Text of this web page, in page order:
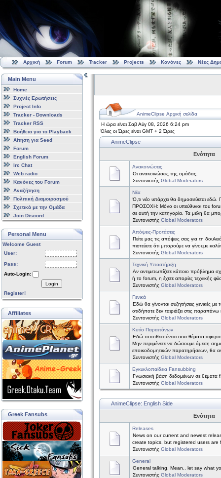
Αρχική Forum Tracker Projects Κανόνες Νέες
Main Menu
Home
Συχνές Ερωτήσεις
Project Info
Tracker - Downloads
Tracker RSS
Βοήθεια για το Playback
Αίτηση για Seed
Forum
English Forum
Irc Chat
Web radio
Κανόνες του Forum
Αναζήτηση
Πολιτική Διαμοιρασμού
Σχετικά με την Ομάδα
Join Discord
Personal Menu
Welcome Guest
User:
Pass:
Auto-Login:
Login
Register!
Affiliates
Greek Fansubs
AnimeClipse Αρχική σελίδα
Η ώρα είναι Σαβ Αύγ 08, 2026 6:24 pm
Όλες οι Ώρες είναι GMT + 2 Ώρες
AnimeClipse
Ενότητα
Ανακοινώσεις
Οι ανακοινώσεις της ομάδας.
Συντονιστής Global Moderators
Νέα
Ό,τι νέο υπάρχει θα δημοσιεύεται
ΠΡΟΣΟΧΗ: Μόνο οι υπεύθυνοι του
σε αυτή την κατηγορία. Τα μέλη θα
Συντονιστής Global Moderators
Απόψεις-Προτάσεις
Πείτε μας τις απόψεις σας για τη
πιστεύετε ότι μπορούμε να γίνουμε
Συντονιστής Global Moderators
Τεχνική Υποστήριξη
Αν αντιμετωπίζετε κάποιο πρόβλημα
ή το forum, η έχετε απορίες τεχνικής
Συντονιστής Global Moderators
Γενικά
Εδώ θα γίνονται συζητήσεις γενικές
οτιδήποτε δεν ταιριάζει στις παραπάνω
Συντονιστής Global Moderators
Κυτίο Παραπόνων
Εδώ τοποθετούνται οσα θέματα
Μην περιμένετε να δώσουμε άμεση
εποικοδομητικών παρατηρήσεων, θα
Συντονιστής Global Moderators
Εγκυκλοπαίδεια Fansubbing
Γνωσιακή βάση δεδομένων σε θέματα
Συντονιστής Global Moderators
AnimeClipse: English Side
Ενότητα
Releases
News on our current and newest
create topics, but registered users are
Συντονιστής Global Moderators
General
General talking. Mean.. let say what
Συντονιστής Global Moderators